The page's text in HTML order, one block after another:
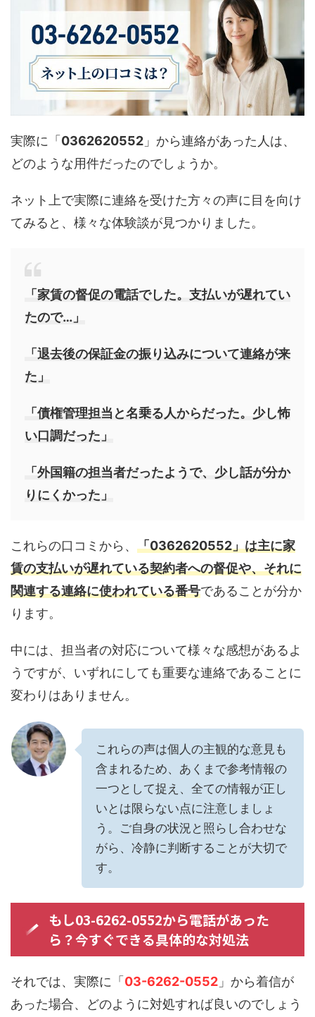
実際に「 0362620552 」から連絡があった人は、
どのような用件だったのでしょうか。
ネット上で実際に連絡を受けた方々の声に目を向け
てみると、様々な体験談が見つかりました。
「家賃の督促の電話でした。支払いが遅れてい
たので…」
「退去後の保証金の振り込みについて連絡が来
た」
「債権管理担当と名乗る人からだった。少し怖
い口調だった」
「外国籍の担当者だったようで、少し話が分か
りにくかった」
これらの口コミから、 「0362620552」は主に家
賃の支払いが遅れている契約者への督促や、それに
関連する連絡に使われている番号であることが分か
ります。
中には、担当者の対応について様々な感想があるよ
うですが、いずれにしても重要な連絡であることに
変わりはありません。
これらの声は個人の主観的な意見も
含まれるため、あくまで参考情報の
一つとして捉え、全ての情報が正し
いとは限らない点に注意しましょ
う。ご自身の状況と照らし合わせな
がら、冷静に判断することが大切で
す。
もし03-6262-0552から電話があった
ら？今すぐできる具体的な対処法
それでは、実際に「 03-6262-0552 」から着信が
あった場合、どのように対処すれば良いのでしょう